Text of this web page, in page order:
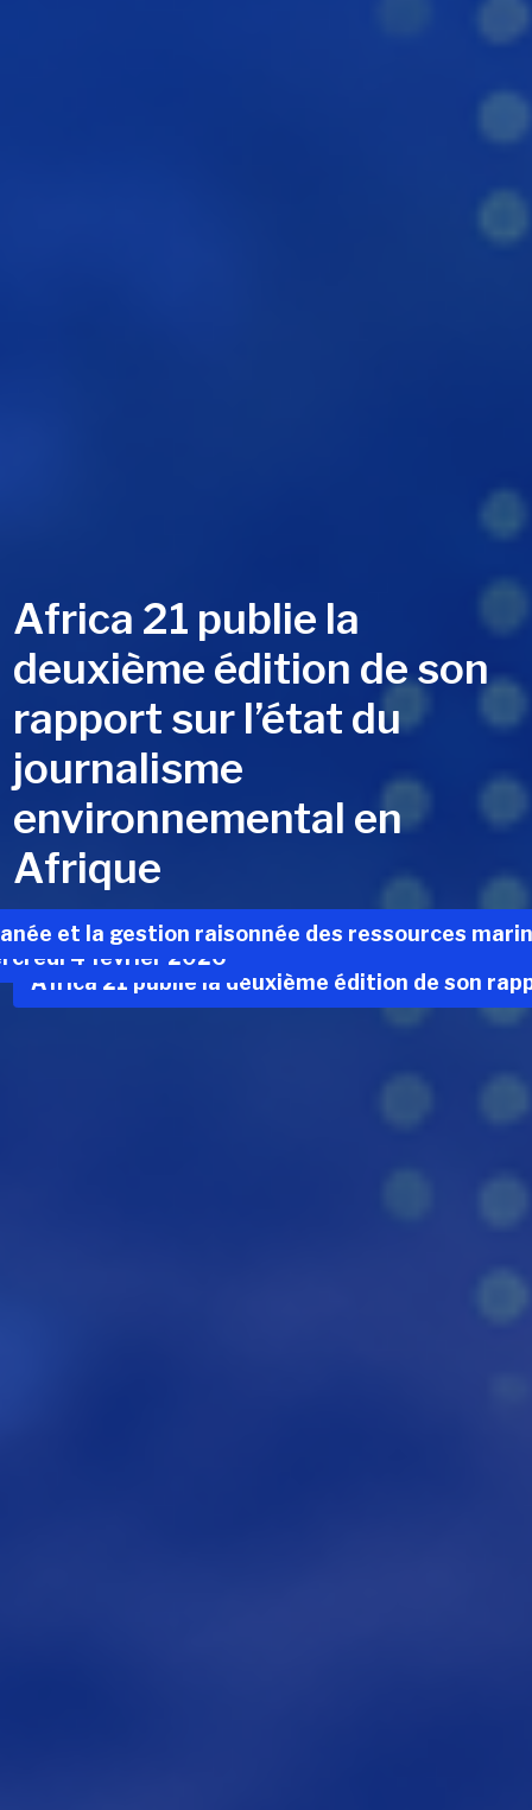
Africa 21 publie la
deuxième édition de son
rapport sur l’état du
journalisme
environnemental en
Afrique
A télécharger ici.
Africa 21 publie la deuxième édition de son
4 février 2026
et la gestion raisonnée des ressources